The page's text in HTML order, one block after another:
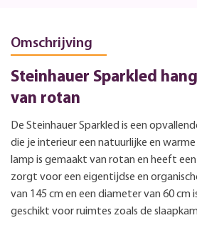
Omschrijving
Steinhauer Sparkled
van rotan
De Steinhauer Sparkled is een
die je interieur een natuurlijke en
lamp is gemaakt van rotan en heeft
zorgt voor een eigentijdse en
van 145 cm en een diameter van 60 cm
geschikt voor ruimtes zoals de